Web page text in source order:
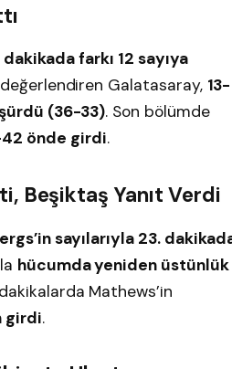
dakikada farkı 12 sayıya
değerlendiren Galatasaray, 13-
(36-33). Son bölümde
önde girdi.
Beşiktaş Yanıt Verdi
sayılarıyla 23.
hücumda yeniden üstünlük
Mathews’in
girdi.